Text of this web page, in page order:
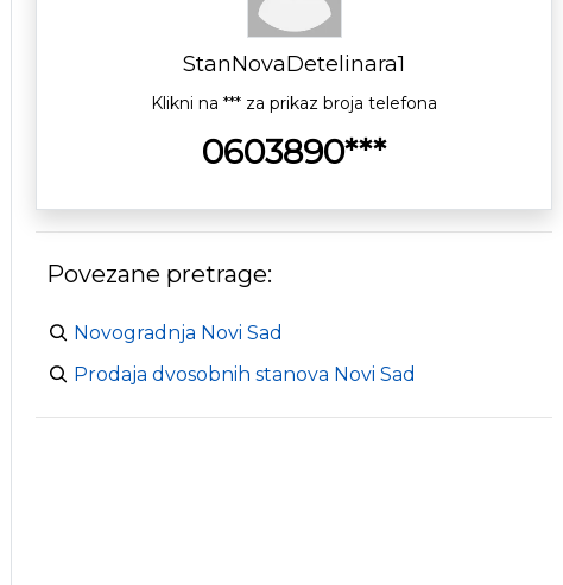
StanNovaDetelinara1
Klikni na *** za prikaz broja telefona
0603890***
Povezane pretrage:
Novogradnja Novi Sad
Prodaja dvosobnih stanova Novi Sad